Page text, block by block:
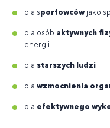
dla sportowcówjako
dla osób aktywnych
energii
dla starszych ludzi
dla wzmocnienia
dla efektywnego